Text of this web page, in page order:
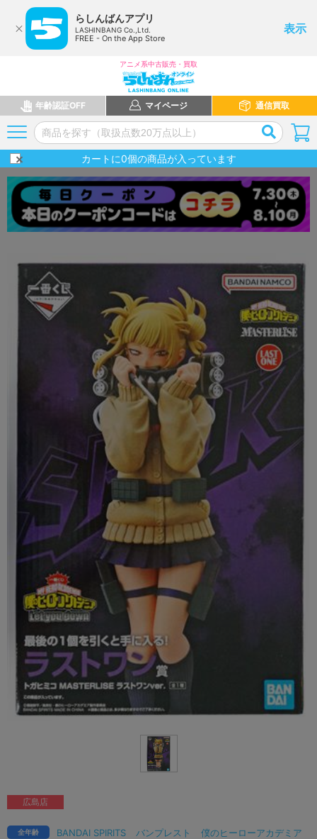
らしんばんアプリ
LASHINBANG Co.,Ltd.
FREE - On the App Store
表示
アニメ系中古販売・買取
年齢認証OFF マイページ 通信買取
カートに0個の商品が入っています
BANDAI SPIRITS バンプレスト 僕のヒーローアカデミア
全年齢
広島店